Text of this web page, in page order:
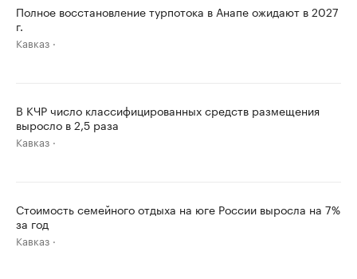
Полное восстановление турпотока в Анапе ожидают в 2027
г.
Кавказ
В КЧР число классифицированных средств размещения
выросло в 2,5 раза
Кавказ
Стоимость семейного отдыха на юге России выросла на 7%
за год
Кавказ